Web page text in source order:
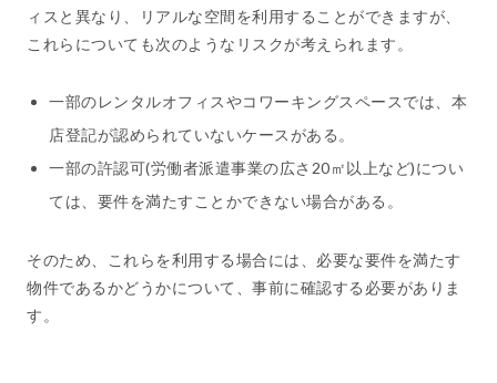
ィスと異なり、リアルな空間を利用することができますが、
これらについても次のようなリスクが考えられます。
一部のレンタルオフィスやコワーキングスペースでは、本
店登記が認められていないケースがある。
一部の許認可(労働者派遣事業の広さ20㎡以上など)につい
ては、要件を満たすことかできない場合がある。
そのため、これらを利用する場合には、必要な要件を満たす
物件であるかどうかについて、事前に確認する必要がありま
す。